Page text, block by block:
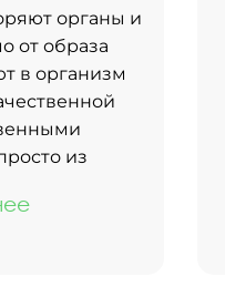
органы и
от образа
в организм
из